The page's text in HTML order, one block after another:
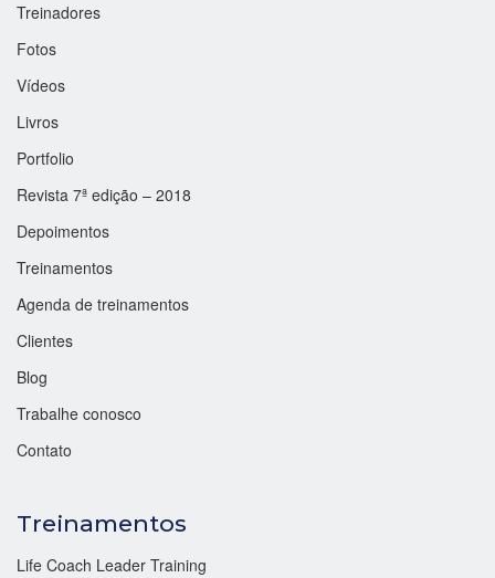
Treinadores
Fotos
Vídeos
Livros
Portfolio
Revista 7ª edição – 2018
Depoimentos
Treinamentos
Agenda de treinamentos
Clientes
Blog
Trabalhe conosco
Contato
Treinamentos
Life Coach Leader Training